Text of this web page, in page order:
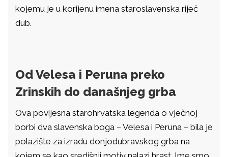
kojemu je u korijenu imena staroslavenska riječ
dub.
Od Velesa i Peruna preko
Zrinskih do današnjeg grba
Ova povijesna starohrvatska legenda o vječnoj
borbi dva slavenska boga – Velesa i Peruna – bila je
polazište za izradu donjodubravskog grba na